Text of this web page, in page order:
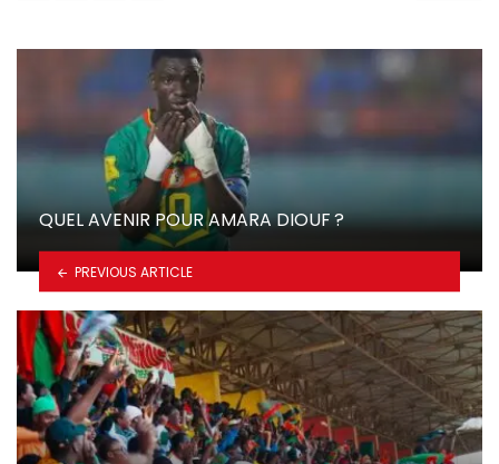
QUEL AVENIR POUR AMARA DIOUF ?
PREVIOUS ARTICLE